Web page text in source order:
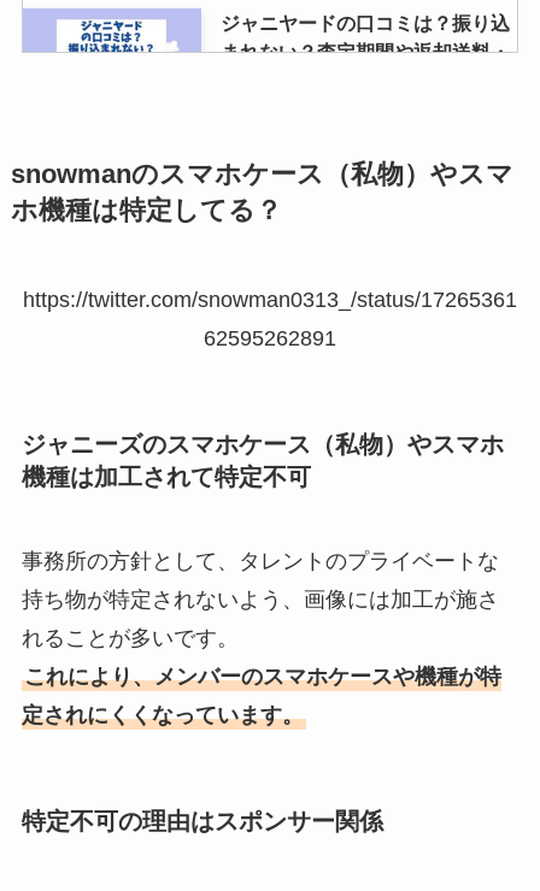
ジャニヤードの口コミは？振り込
まれない？査定期間や返却送料・
ジャニーズのカラオケで歌いやす
い曲はコレ！男女別の歌いやすい
交換同行とは？やり方や都度精
有明アリーナの座席はジャニーズ
て本当？元旦那・お笑いコンビ・
Take2の深沢邦之との子どもと
は？
る？違う人が行っても大丈夫？重
snowmanのスマホケース（私物）やスマ
ホ機種は特定してる？
https://twitter.com/snowman0313_/status/17265361
62595262891
ジャニーズのスマホケース（私物）やスマホ
機種は加工されて特定不可
事務所の方針として、タレントのプライベートな
持ち物が特定されないよう、画像には加工が施さ
れることが多いです。
これにより、メンバーのスマホケースや機種が特
定されにくくなっています。
特定不可の理由はスポンサー関係